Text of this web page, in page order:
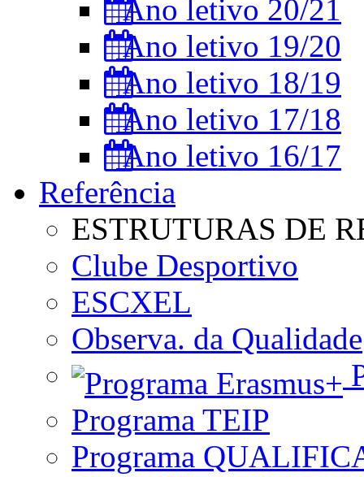
Ano letivo 20/21
Ano letivo 19/20
Ano letivo 18/19
Ano letivo 17/18
Ano letivo 16/17
Referência
ESTRUTURAS DE
Clube Desportivo
ESCXEL
Observa. da Qualidade
Programa TEIP
Programa